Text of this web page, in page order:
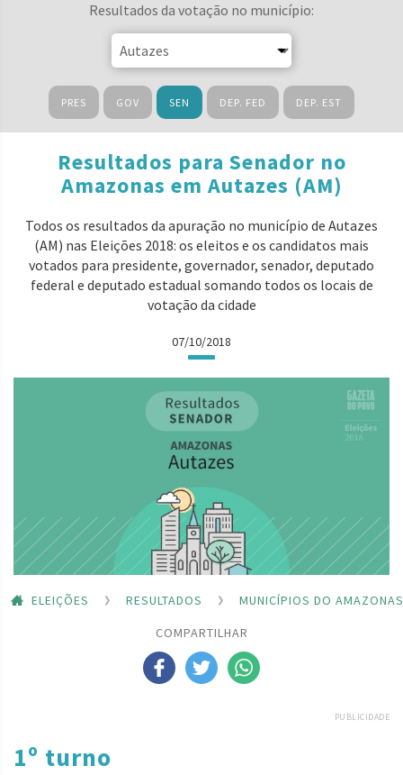
Resultados da votação no município:
PRES GOV SEN DEP. FED DEP. EST
Resultados para Senador no
Amazonas em Autazes (AM)
Todos os resultados da apuração no município de Autazes
(AM) nas Eleições 2018: os eleitos e os candidatos mais
votados para presidente, governador, senador, deputado
federal e deputado estadual somando todos os locais de
votação da cidade
07/10/2018
ELEIÇÕES RESULTADOS
MUNICÍPIOS DO AMAZONAS
COMPARTILHAR
PUBLICIDADE
1º turno